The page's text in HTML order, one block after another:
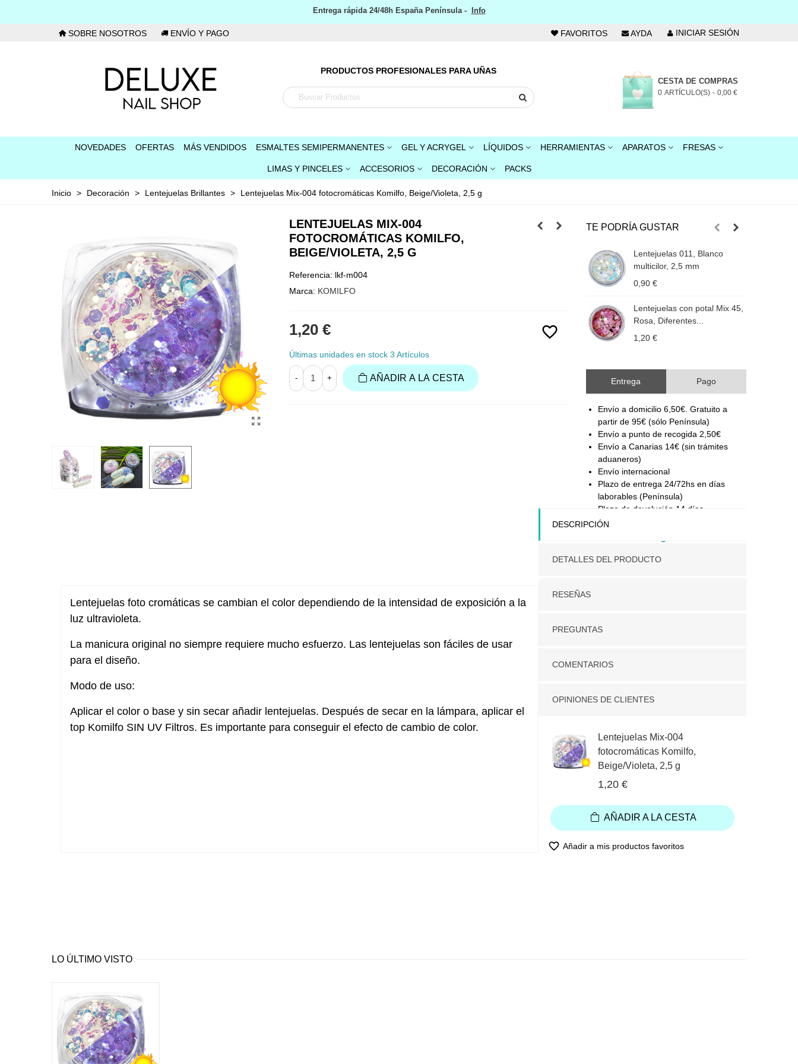
Entrega rápida 24/48h España Península - Info
SOBRE NOSOTROS ENVÍO Y PAGO FAVORITOS AYDA INICIAR SESIÓN
PRODUCTOS PROFESIONALES PARA UÑAS
CESTA DE COMPRAS
0 ARTÍCULO(S) - 0,00 €
NOVEDADES OFERTAS MÁS VENDIDOS ESMALTES SEMIPERMANENTES GEL Y ACRYGEL LÍQUIDOS HERRAMIENTAS APARATOS FRESAS
LIMAS Y PINCELES ACCESORIOS DECORACIÓN PACKS
Inicio > Decoración > Lentejuelas Brillantes > Lentejuelas Mix-004 fotocromáticas Komilfo, Beige/Violeta, 2,5 g
LENTEJUELAS MIX-004
FOTOCROMÁTICAS KOMILFO,
BEIGE/VIOLETA, 2,5 G
Referencia: lkf-m004
Marca: KOMILFO
favorite_border
1,20 €
Últimas unidades en stock 3 Artículos
- + AÑADIR A LA CESTA
TE PODRÍA GUSTAR
Lentejuelas 011, Blanco
multicilor, 2,5 mm
0,90 €
Lentejuelas con potal Mix 45,
Rosa, Diferentes...
1,20 €
Entrega Pago
Envío a domicilio 6,50€. Gratuito a
partir de 95€ (sólo Península)
Envío a punto de recogida 2,50€
Envío a Canarias 14€ (sin trámites
aduaneros)
Envío internacional
Plazo de entrega 24/72hs en días
laborables (Península)
Plazo de devolución 14 días
DESCRIPCIÓN
DETALLES DEL PRODUCTO
RESEÑAS
PREGUNTAS
COMENTARIOS
OPINIONES DE CLIENTES
Lentejuelas Mix-004
fotocromáticas Komilfo,
Beige/Violeta, 2,5 g
1,20 €
AÑADIR A LA CESTA
favorite_border Añadir a mis productos favoritos
Lentejuelas foto cromáticas se cambian el color dependiendo de la intensidad de exposición a la
luz ultravioleta.
La manicura original no siempre requiere mucho esfuerzo. Las lentejuelas son fáciles de usar
para el diseño.
Modo de uso:
Aplicar el color o base y sin secar añadir lentejuelas. Después de secar en la lámpara, aplicar el
top Komilfo SIN UV Filtros. Es importante para conseguir el efecto de cambio de color.
LO ÚLTIMO VISTO